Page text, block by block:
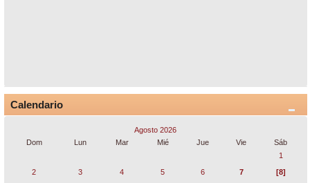
Calendario
Agosto 2026
Dom
Lun Mar Mié Jue Vie
Sáb
1
2
3 4 5 6 7
[8]